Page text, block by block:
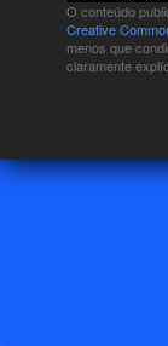
O conteúdo
Creative
menos que
claramente